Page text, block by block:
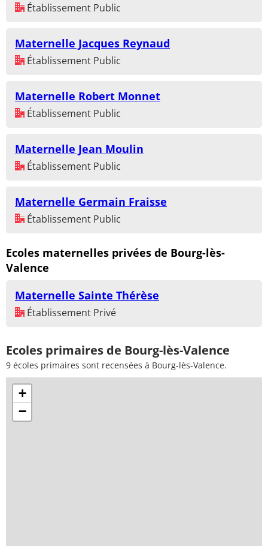
Établissement Public
Maternelle Jacques Reynaud
Établissement Public
Maternelle Robert Monnet
Établissement Public
Maternelle Jean Moulin
Établissement Public
Maternelle Germain Fraisse
Établissement Public
Ecoles maternelles privées de Bourg-lès-
Valence
Maternelle Sainte Thérèse
Établissement Privé
Ecoles primaires de Bourg-lès-Valence
9 écoles primaires sont recensées à Bourg-lès-Valence.
+
−